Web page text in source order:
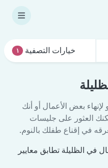
خيارات التصفية ١
بعض الأعمال أو أنك
العثور على جليسات
في إقناع طفلك بالنوم.
في الظليلة تطابق معايير